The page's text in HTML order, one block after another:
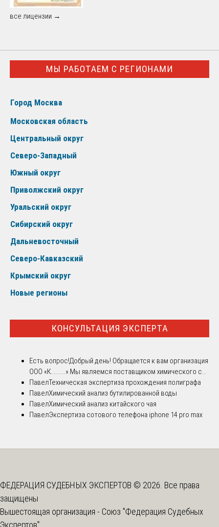
все лицензии →
МЫ РАБОТАЕМ С РЕГИОНАМИ
Город Москва
Московская область
Центральный округ
Северо-Западный
Южный округ
Приволжский округ
Уральский округ
Сибирский округ
Дальневосточный
Северо-Кавказский
Крымский округ
Новые регионы
КОНСУЛЬТАЦИЯ ЭКСПЕРТА
Есть вопрос!Добрый день! Обращается к вам организация
ООО «К..........».Мы являемся поставщиком химического с...
ПавелТехническая экспертиза прохождения полиграфа
ПавелХимический анализ бутилированной воды
ПавелХимический анализ китайского чая
ПавелЭкспертиза сотового телефона iphone 14 pro max
ФЕДЕРАЦИЯ СУДЕБНЫХ ЭКСПЕРТОВ © 2026. Все права
защищены
Вышестоящая организация - Союз "Федерация Судебных
Экспертов"